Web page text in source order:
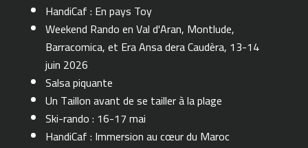
HandiCaf : En pays Toy
Weekend Rando en Val d'Aran, Montlude,
Barracomica, et Era Ansa dera Caudèra, 13-14
juin 2026
Salsa piquante
Un Taillon avant de se tailler à la plage
Ski-rando : 16-17 mai
HandiCaf : Immersion au cœur du Maroc